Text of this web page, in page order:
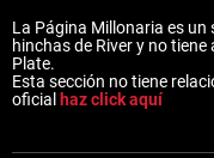
La Página Millonaria es
hinchas de River y no
Plate.
Esta sección no tiene
oficial haz click aquí